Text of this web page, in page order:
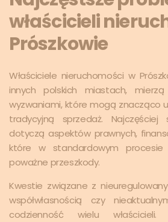
właścicieli
Prószkowie
Właściciele nieruchomości w
innych polskich miastach,
wyzwaniami, które mogą znacząco
tradycyjną sprzedaż. Najczęściej
dotyczą aspektów prawnych,
które w standardowym procesie
poważne przeszkody.
Kwestie związane z
współwłasnością czy
codzienność wielu właścicieli.